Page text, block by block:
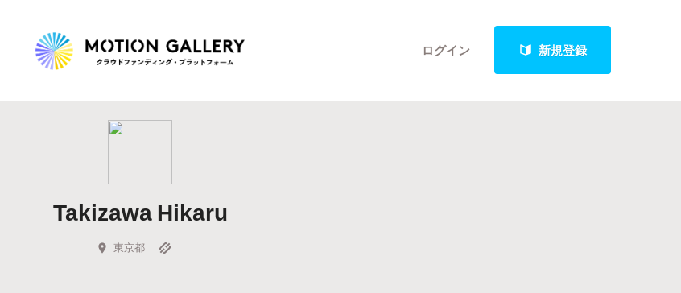
ログイン 新規登録
Highlight
Feature
キュレーターから探す
Takizawa Hikaru
東京都